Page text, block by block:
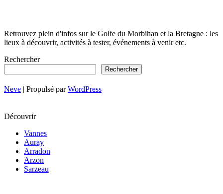
Retrouvez plein d'infos sur le Golfe du Morbihan et la Bretagne : les
lieux à découvrir, activités à tester, événements à venir etc.
Rechercher
Rechercher
Neve | Propulsé parWordPress
Découvrir
Vannes
Auray
Arradon
Arzon
Sarzeau